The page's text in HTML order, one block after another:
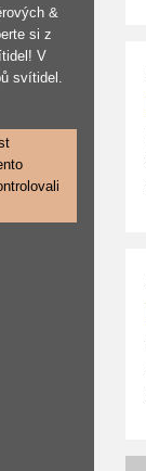
&
si z
V
svítidel.